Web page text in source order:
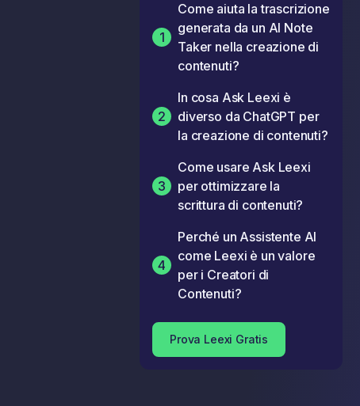
1
Come aiuta la trascrizione
generata da un AI Note
Taker nella creazione di
contenuti?
2
In cosa Ask Leexi è
diverso da ChatGPT per
la creazione di contenuti?
3
Come usare Ask Leexi
per ottimizzare la
scrittura di contenuti?
4
Perché un Assistente AI
come Leexi è un valore
per i Creatori di
Contenuti?
Prova Leexi Gratis